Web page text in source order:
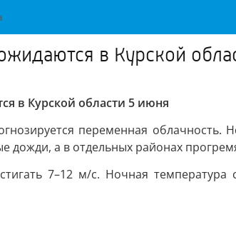
в Курской
в Курской области 5 июня
переменная
дожди, а в отдельных районах
7–12 м/с. Ночная